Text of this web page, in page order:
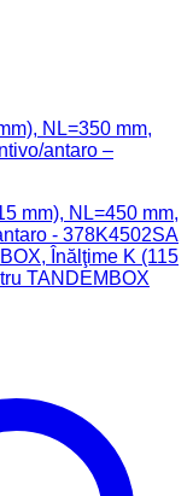
NL=350 mm,
antaro –